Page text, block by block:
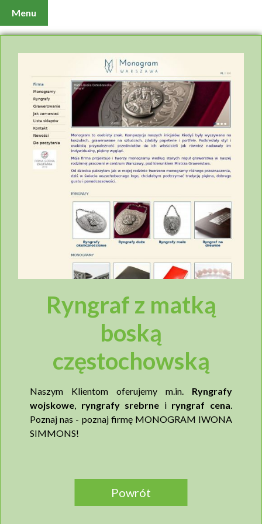
Menu
AGD i RTV
Biznes i ekonomia
Dom
Firmy wg branż
Internet i komputery
Kultura i sztuka
Motoryzacja
Produkcja przemysłowa
Regionalne
Rozrywka
Ryngraf z matką
boską
częstochowską
Naszym Klientom oferujemy m.in. Ryngrafy
wojskowe, ryngrafy srebrne i ryngraf cena.
Poznaj nas - poznaj firmę MONOGRAM IWONA
SIMMONS!
Powrót